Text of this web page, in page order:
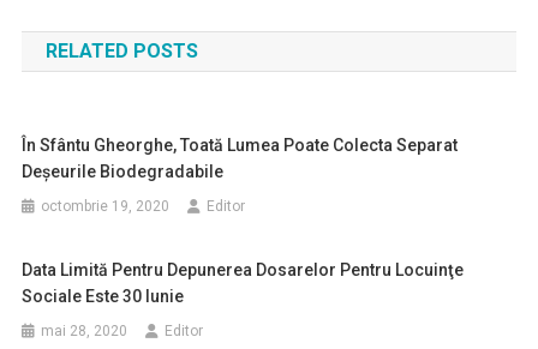
în
articole
RELATED POSTS
În Sfântu Gheorghe, Toată Lumea Poate Colecta Separat
Deșeurile Biodegradabile
octombrie 19, 2020 Editor
Data Limită Pentru Depunerea Dosarelor Pentru Locuinţe
Sociale Este 30 Iunie
mai 28, 2020 Editor